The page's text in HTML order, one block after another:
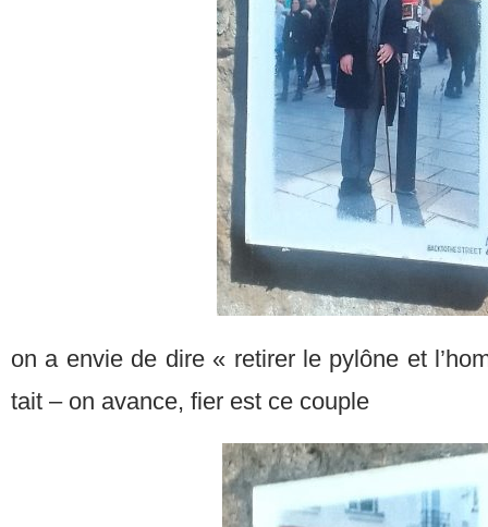
on a envie de dire « retirer le pylône et
tait – on avance, fier est ce couple